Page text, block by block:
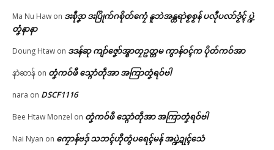
March 4, 2026
In "ပရိုၚ်"
Ma Nu Haw on ဒးစဵုဒၞာ ဒးပြိုက်ဂစိုတ်ကၠေံ နူဘဲအန္တရာဲစၟစၟန် ပလီုပလာ်ဒၟံၚ် ပ္ဍဲ
တၞံနာနာ
Doung Htaw on ဒဒန်ဆု ကျာ်ဇၞော်အ္စာတၠဥတ္တမ ကွာန်ဝၚ်က ပိုတ်ကဝ်အာ
နာဲဆာန် on တၞံကဝ်ဖီ သ္ဂောံတဵုအာ အကြာတၞံရဝ်ဗါ
nara on DSCF1116
Bee Htaw Monzel on တၞံကဝ်ဖီ သ္ဂောံတဵုအာ အကြာတၞံရဝ်ဗါ
Nai Nyan on ကၠောန်ဗဒှ် သဘၚ်ဟီုတွံပရေၚ်မန် အပ္ဍဲဍုၚ်သေံ